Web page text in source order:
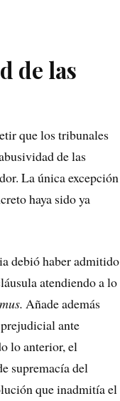
de las
que los tribunales
de las
La única excepción
haya sido ya
debió haber admitido
atendiendo a lo
Añade además
ante
lo anterior, el
supremacía del
que inadmitía el